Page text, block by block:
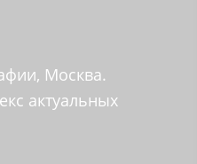
Москва.​​​​
актуальных